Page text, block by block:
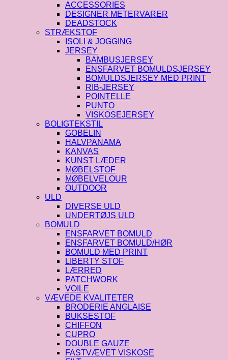
ACCESSORIES
DESIGNER METERVARER
DEADSTOCK
STRÆKSTOF
ISOLI & JOGGING
JERSEY
BAMBUSJERSEY
ENSFARVET BOMULDSJERSEY
BOMULDSJERSEY MED PRINT
RIB-JERSEY
POINTELLE
PUNTO
VISKOSEJERSEY
BOLIGTEKSTIL
GOBELIN
HALVPANAMA
KANVAS
KUNST LÆDER
MØBELSTOF
MØBELVELOUR
OUTDOOR
ULD
DIVERSE ULD
UNDERTØJS ULD
BOMULD
ENSFARVET BOMULD
ENSFARVET BOMULD/HØR
BOMULD MED PRINT
LIBERTY STOF
LÆRRED
PATCHWORK
VOILE
VÆVEDE KVALITETER
BRODERIE ANGLAISE
BUKSESTOF
CHIFFON
CUPRO
DOUBLE GAUZE
FASTVÆVET VISKOSE